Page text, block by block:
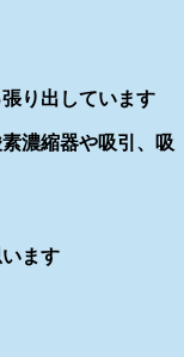
り出しています
濃縮器や吸引、吸
ます